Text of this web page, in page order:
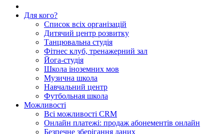
Для кого?
Список всіх організацій
Дитячий центр розвитку
Танцювальна студія
Фітнес клуб, тренажерний зал
Йога-студія
Школа іноземних мов
Музична школа
Навчальний центр
Футбольная школа
Можливості
Всі можливості CRM
Онлайн платежі: продаж абонементів онлайн
Безпечне зберігання даних